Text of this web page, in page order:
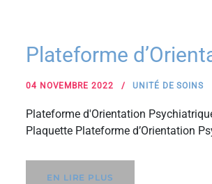
Plateforme
04 NOVEMBRE 2022 UNITÉ DE SOINS
Plateforme d'Orientation
Plaquette Plateforme d’Orientation
EN LIRE PLUS